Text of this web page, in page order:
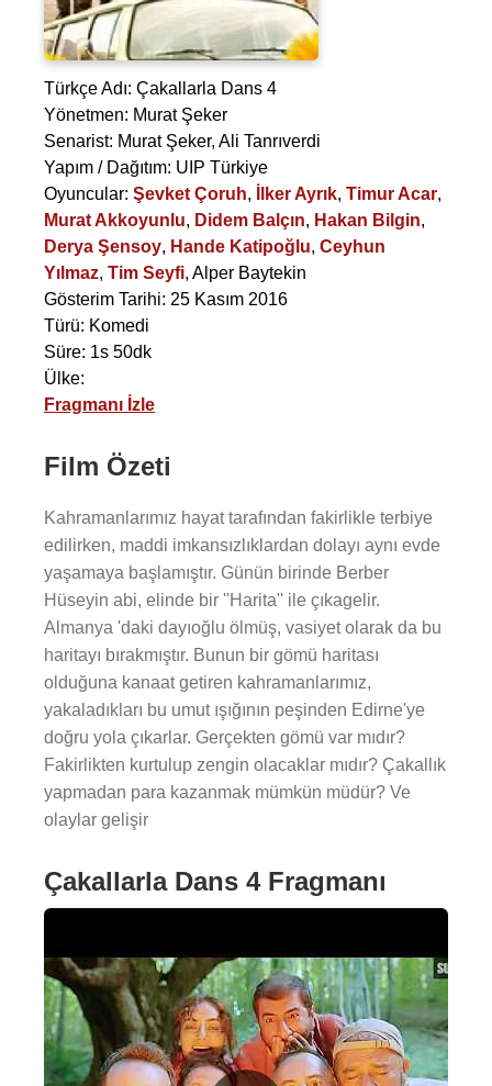
Türkçe Adı: Çakallarla Dans 4
Yönetmen: Murat Şeker
Senarist: Murat Şeker, Ali Tanrıverdi
Yapım / Dağıtım: UIP Türkiye
Oyuncular: Şevket Çoruh, İlker Ayrık, Timur Acar,
Murat Akkoyunlu, Didem Balçın, Hakan Bilgin,
Derya Şensoy, Hande Katipoğlu, Ceyhun
Yılmaz, Tim Seyfi, Alper Baytekin
Gösterim Tarihi: 25 Kasım 2016
Türü: Komedi
Süre: 1s 50dk
Ülke:
Fragmanı İzle
Film Özeti
Kahramanlarımız hayat tarafından fakirlikle terbiye
edilirken, maddi imkansızlıklardan dolayı aynı evde
yaşamaya başlamıştır. Günün birinde Berber
Hüseyin abi, elinde bir ''Harita'' ile çıkagelir.
Almanya 'daki dayıoğlu ölmüş, vasiyet olarak da bu
haritayı bırakmıştır. Bunun bir gömü haritası
olduğuna kanaat getiren kahramanlarımız,
yakaladıkları bu umut ışığının peşinden Edirne'ye
doğru yola çıkarlar. Gerçekten gömü var mıdır?
Fakirlikten kurtulup zengin olacaklar mıdır? Çakallık
yapmadan para kazanmak mümkün müdür? Ve
olaylar gelişir
Çakallarla Dans 4 Fragmanı